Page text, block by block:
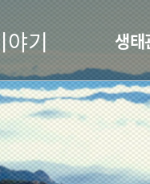
야기 생태